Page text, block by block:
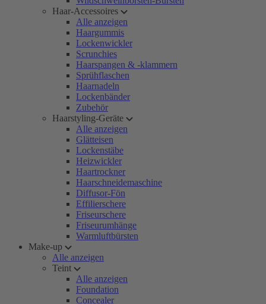
Haar-Accessoires
Alle anzeigen
Haargummis
Lockenwickler
Scrunchies
Haarspangen & -klammern
Sprühflaschen
Haarnadeln
Lockenbänder
Zubehör
Haarstyling-Geräte
Alle anzeigen
Glätteisen
Lockenstäbe
Heizwickler
Haartrockner
Haarschneidemaschine
Diffusor-Fön
Effilierschere
Friseurschere
Friseurumhänge
Warmluftbürsten
Make-up
Alle anzeigen
Teint
Alle anzeigen
Foundation
Concealer